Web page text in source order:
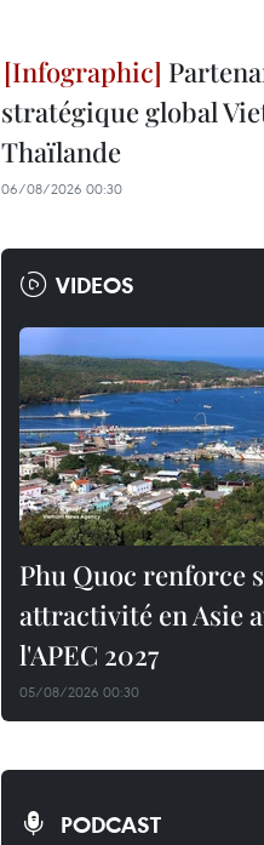
stratégique global
Thaïlande
06/08/2026 00:30
VIDEOS
Phu Quoc renforce
attractivité en Asie
l'APEC 2027
05/08/2026 00:30
PODCAST